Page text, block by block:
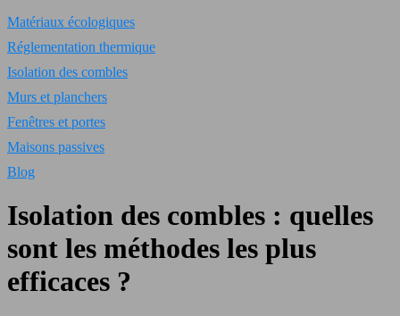
Matériaux écologiques
Réglementation thermique
Isolation des combles
Murs et planchers
Fenêtres et portes
Maisons passives
Blog
Isolation des combles : quelles
sont les méthodes les plus
efficaces ?